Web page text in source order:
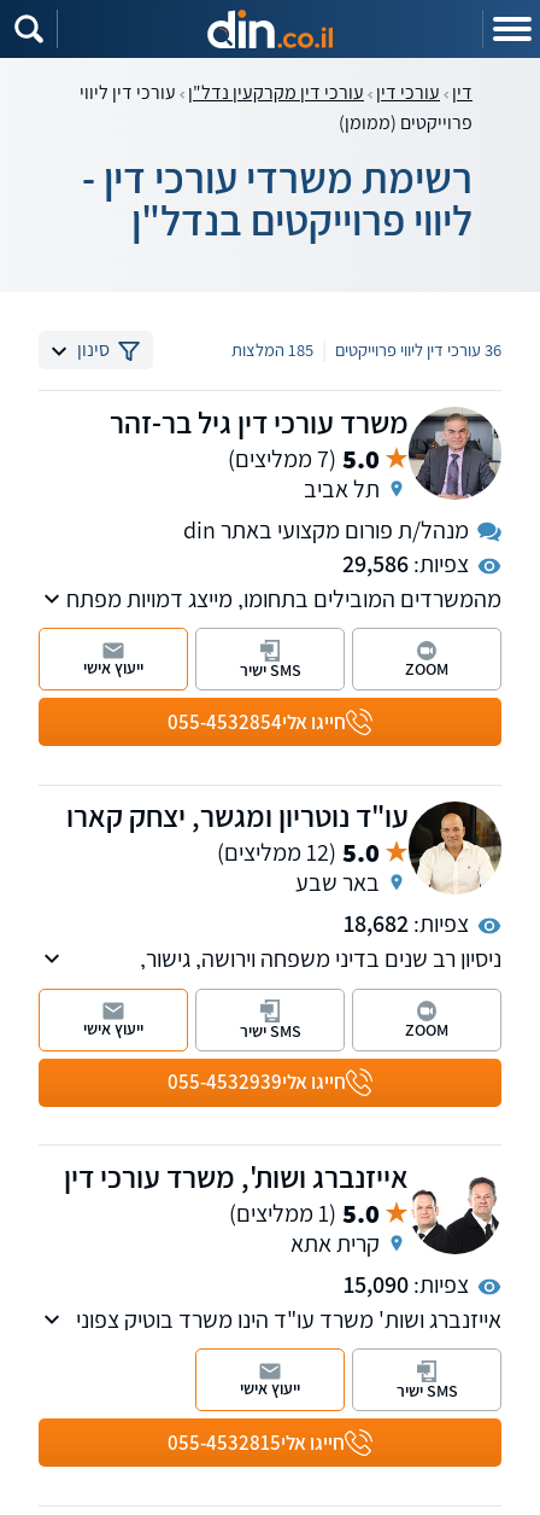
דין עורכי דין עורכי דין מקרקעין נדל"ן עורכי דין ליווי
פרוייקטים (ממומן)
רשימת משרדי עורכי דין -
ליווי פרוייקטים בנדל"ן
36 עורכי דין ליווי פרוייקטים 185 המלצות סינון
משרד עורכי דין גיל בר-זהר
5.0 (7 ממליצים)
תל אביב
מנהל/ת פורום מקצועי באתר din
צפיות:29,586
מהמשרדים המובילים בתחומו, מייצג דמויות מפתח
בתקשורת ובטלוויזיה. המשרד מספק שרות
בנושאים: דיני משפחה, עבודה, מקרקעין, קיניין
רוחני ומסחרי
חייגו אלי055-4532854
ZOOM SMS ישיר ייעוץ אישי
עו"ד נוטריון ומגשר, יצחק קארו
5.0 (12 ממליצים)
באר שבע
צפיות:18,682
ניסיון רב שנים בדיני משפחה וירושה, גישור,
מקרקעין, משפט אזרחי-מסחרי וחדלות פירעון. מתן
פתרונות מקצועיים ואסטרטגיים המותאמים אישית
לכל לקוח תוך ליווי צמוד לאורך כל ההליך
המשפטי. סניפים בתל-אביב ובבאר-שבע, שירות
בכל רחבי הארץ.
חייגו אלי055-4532939
ZOOM SMS ישיר ייעוץ אישי
אייזנברג ושות', משרד עורכי דין
5.0 (1 ממליצים)
קרית אתא
צפיות:15,090
אייזנברג ושות' משרד עו"ד הינו משרד בוטיק צפוני
בעל למעלה מ-20 שנות ניסיון בתחום המקרקעין
והמשפט המנהלי, בדגש על תכנון ובניה בכל
ההיבטים (מנהלי אזרחי ופלילי), ליווי פרוייקטים וליווי
קבלנים משלב כריתת החוזה ועד מסירת החזקה
חייגו אלי055-4532815
SMS ישיר ייעוץ אישי